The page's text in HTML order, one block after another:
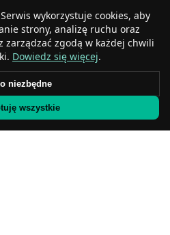
Serwis wykorzystuje cookies, aby
strony, analizę ruchu oraz
zarządzać zgodą w każdej chwili
Dowiedz się więcej.
niezbędne
wszystkie